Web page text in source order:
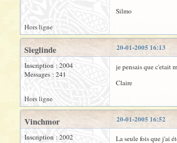
Silmo
Hors ligne
20-01-2005 16:13
Sieglinde
Inscription : 2004
Messages : 241
je pensais que c'etait
Claire
Hors ligne
20-01-2005 16:52
Vinchmor
Inscription : 2002
La seule fois que j'ai